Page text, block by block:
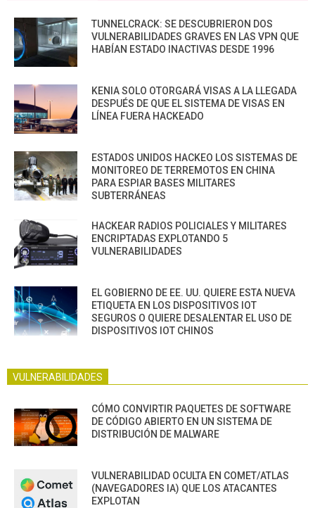
TUNNELCRACK: SE DESCUBRIERON DOS
VULNERABILIDADES GRAVES EN LAS VPN QUE
HABÍAN ESTADO INACTIVAS DESDE 1996
KENIA SOLO OTORGARÁ VISAS A LA LLEGADA
DESPUÉS DE QUE EL SISTEMA DE VISAS EN
LÍNEA FUERA HACKEADO
ESTADOS UNIDOS HACKEO LOS SISTEMAS DE
MONITOREO DE TERREMOTOS EN CHINA
PARA ESPIAR BASES MILITARES
SUBTERRÁNEAS
HACKEAR RADIOS POLICIALES Y MILITARES
ENCRIPTADAS EXPLOTANDO 5
VULNERABILIDADES
EL GOBIERNO DE EE. UU. QUIERE ESTA NUEVA
ETIQUETA EN LOS DISPOSITIVOS IOT
SEGUROS O QUIERE DESALENTAR EL USO DE
DISPOSITIVOS IOT CHINOS
VULNERABILIDADES
CÓMO CONVIRTIR PAQUETES DE SOFTWARE
DE CÓDIGO ABIERTO EN UN SISTEMA DE
DISTRIBUCIÓN DE MALWARE
VULNERABILIDAD OCULTA EN COMET/ATLAS
(NAVEGADORES IA) QUE LOS ATACANTES
EXPLOTAN